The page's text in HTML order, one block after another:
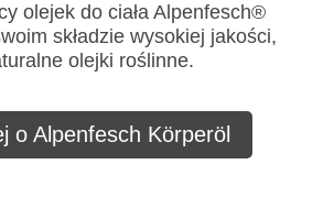
olejek do ciała Alpenfesch®
składzie wysokiej jakości,
olejki roślinne.
o Alpenfesch Körperöl